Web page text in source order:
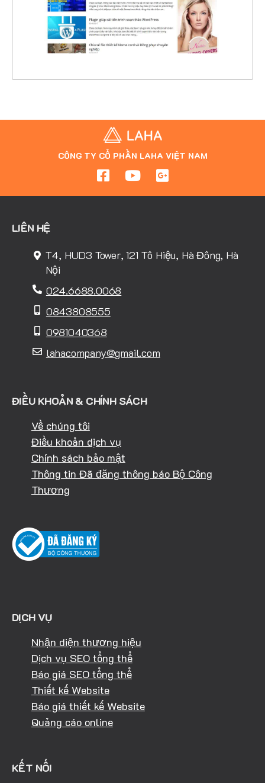
CHI TIẾT
XEM THỰC TẾ
CÔNG TY CỔ PHẦN LAHA VIỆT NAM
LIÊN HỆ
T4, HUD3 Tower, 121 Tô Hiệu, Hà Đông, Hà
Nội
024.6688.0068
0843808555
0981040368
lahacompany@gmail.com
ĐIỀU KHOẢN & CHÍNH SÁCH
Về chúng tôi
Điều khoản dịch vụ
Chính sách bảo mật
Thông tin Đã đăng thông báo Bộ Công
Thương
DỊCH VỤ
Nhận diện thương hiệu
Dịch vụ SEO tổng thể
Báo giá SEO tổng thể
Thiết kế Website
Báo giá thiết kế Website
Quảng cáo online
KẾT NỐI